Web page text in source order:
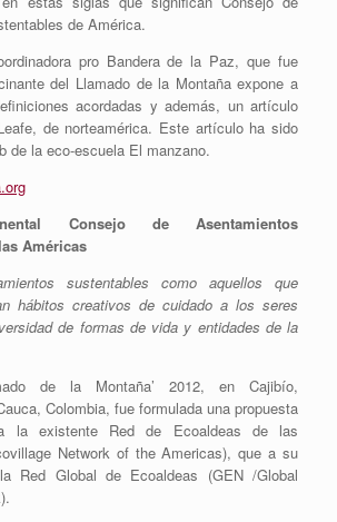
de América.
pro Bandera de la Paz, que fue
del Llamado de la Montaña expone a
acordadas y además, un artículo
de norteamérica. Este artículo ha sido
de la eco-escuela El manzano.
Consejo de Asentamientos
Américas
sustentables como aquellos que
hábitos creativos de cuidado a los seres
de formas de vida y entidades de la
de la Montaña’ 2012, en Cajibío,
Colombia, fue formulada una propuesta
la existente Red de Ecoaldeas de las
Network of the Americas), que a su
Red Global de Ecoaldeas (GEN /Global